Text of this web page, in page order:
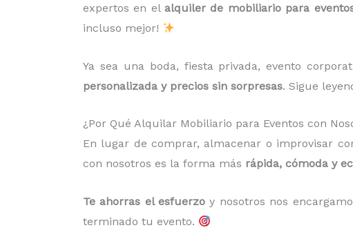
expertos en elalquiler de mobiliario para
incluso mejor!
Ya sea una boda, fiesta privada, evento
personalizada y precios sin sorpresas. Sigue
¿Por Qué Alquilar Mobiliario para Eventos con
En lugar de comprar, almacenar o improvisar
con nosotros es la forma más rápida, cómoda y
Te ahorras el esfuerzo y nosotros nos
terminado tu evento.